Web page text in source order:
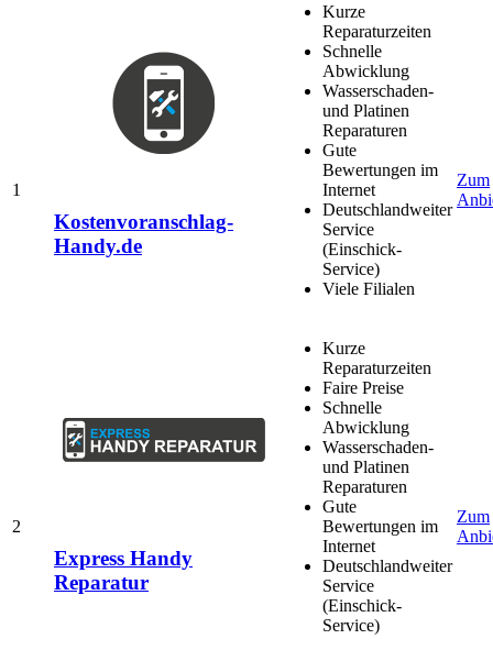
1
Kostenvoranschlag-
Handy.de
Kurze
Reparaturzeiten
Schnelle
Abwicklung
Wasserschaden-
und Platinen
Reparaturen
Gute
Bewertungen im
Internet
Deutschlandweiter
Service
(Einschick-
Service)
Viele Filialen
Zum
2
Express Handy
Reparatur
Kurze
Reparaturzeiten
Faire Preise
Schnelle
Abwicklung
Wasserschaden-
und Platinen
Reparaturen
Gute
Bewertungen im
Internet
Deutschlandweiter
Service
(Einschick-
Service)
Zum